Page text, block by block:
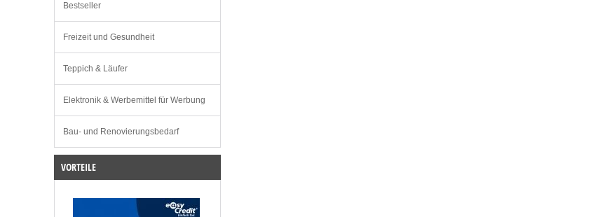
Bestseller
Freizeit und Gesundheit
Teppich & Läufer
Elektronik & Werbemittel für Werbung
Bau- und Renovierungsbedarf
VORTEILE